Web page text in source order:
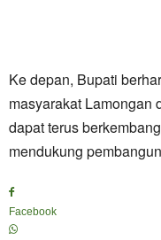
Ke depan, Bupati
masyarakat Lamongan
dapat terus
mendukung
Facebook